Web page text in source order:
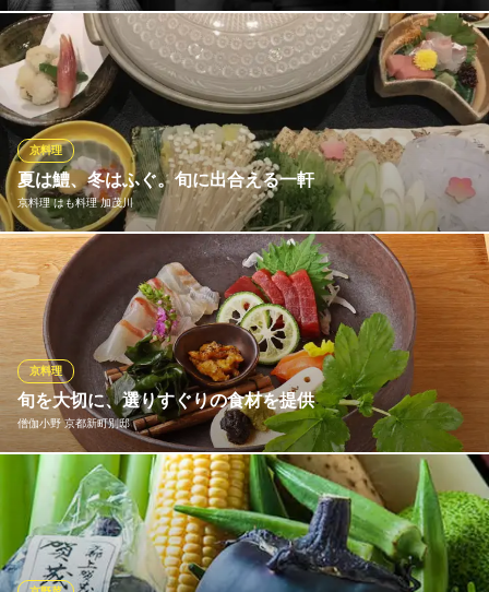
「料亭のもてなしは、料理・空間・器の包囲的仕掛け」と語る店
主。瀟洒な室礼に心地良い緊張を味わい、美味なる一皿に穏やか
な弛緩が広がる一瞬は、実に贅沢だ。その「心情の共有」が、招
く側と招かれる側を、より密な関係に結び付け、記念日やプロポ
ーズの場に、素敵な効果をもたらすだろう。
京料理 木乃婦
京料理 料亭 日本料理
阪急線烏丸駅 徒歩5分
京都府京都市下京区新町通 仏光寺下ル岩戸山町416
夏は鱧、冬はふぐ。旬に出合える一軒
京料理 はも料理 加茂川
京料理
四季の会席のほか、夏は鱧・冬はふぐといった旬のお鍋もご用意
がございます。今や居酒屋でも出される鱧・ふぐですが、本来の
うまさを引き出すにはやはり卓越した技術が不可欠。ふっくらと
した舌触り、臭みのない上品な味わい。その美味に匠の技を感じ
てください。手頃なものから贅沢プランまで、各種取り揃えてお
ります。
京料理 はも料理 加茂川
四条烏丸の京料理
地下鉄烏丸線四条駅 徒歩7分
京都府京都市下京区東前町406
旬を大切に、選りすぐりの食材を提供
僧伽小野 京都新町別邸
京料理
京都ならではの食材やお出汁文化、九州各地から選りすぐりの食
材をふんだんに使用した和のお料理を、僧伽小野らしく振る舞う
当店。夜のメニューでは、お刺身盛り合わせや季節の前菜など、
その時々の旬をお楽しみいただけます。歴史深い京の華やかさ
を、食を通して表現いたします。